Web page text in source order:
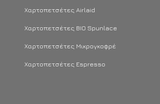
Χαρτοπετσέτες Airlaid
Χαρτοπετσέτες BIO Spunlace
Χαρτοπετσέτες Μικρογκοφρέ
Χαρτοπετσέτες Espresso